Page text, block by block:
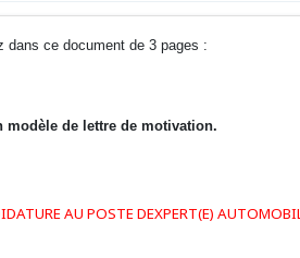
dans ce document de 3 pages :
modèle de lettre de motivation.
AU POSTE DEXPERT(E)